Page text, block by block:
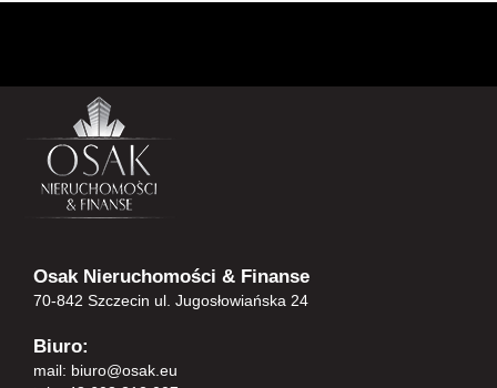
Osak Nieruchomości & Finanse
70-842 Szczecin ul. Jugosłowiańska 24
Biuro:
mail: biuro@osak.eu